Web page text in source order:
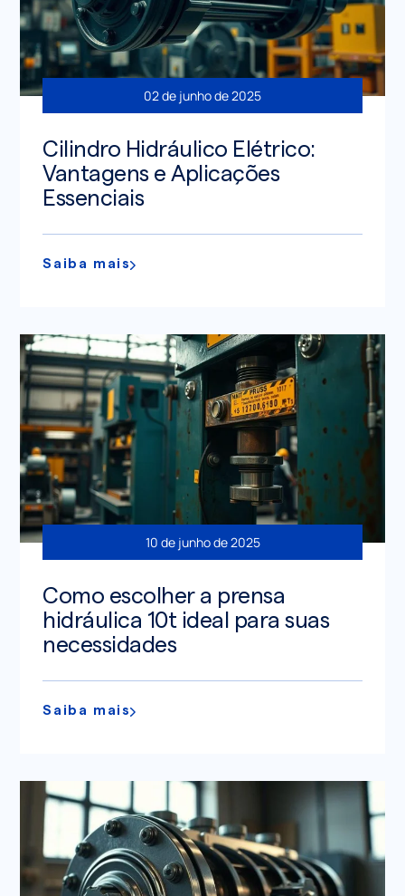
02 de junho de 2025
Cilindro Hidráulico Elétrico:
Vantagens e Aplicações
Essenciais
Saiba mais
10 de junho de 2025
Como escolher a prensa
hidráulica 10t ideal para suas
necessidades
Saiba mais